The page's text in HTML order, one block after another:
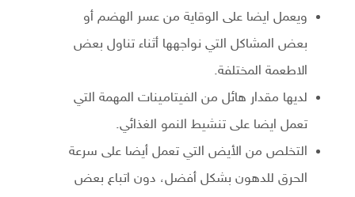
ويعمل ايضا على الوقاية من عسر الهضم أو
بعض المشاكل التي نواجهها أثناء تناول بعض
الاطعمة المختلفة.
لديها مقدار هائل من الفيتامينات المهمة التي
تعمل ايضا على تنشيط النمو الغذائي.
التخلص من الأيض التي تعمل أيضا على سرعة
الحرق للدهون بشكل أفضل، دون اتباع بعض